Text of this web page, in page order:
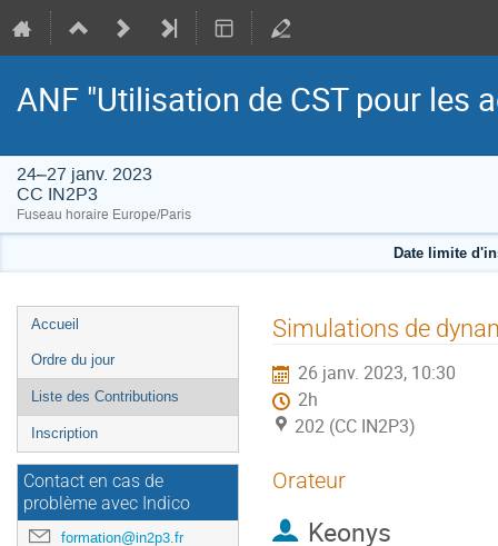
ANF "Utilisation de CST pour les
24–27 janv. 2023
CC IN2P3
Fuseau horaire Europe/Paris
Date limite
Menu
de
l'événement
Accueil
Ordre du jour
Liste des Contributions
Inscription
Contact en cas de
problème avec Indico
formation@in2p3.fr
Simulations de
26 janv. 2023, 10:30
2h
202 (CC IN2P3)
Orateur
Keonys